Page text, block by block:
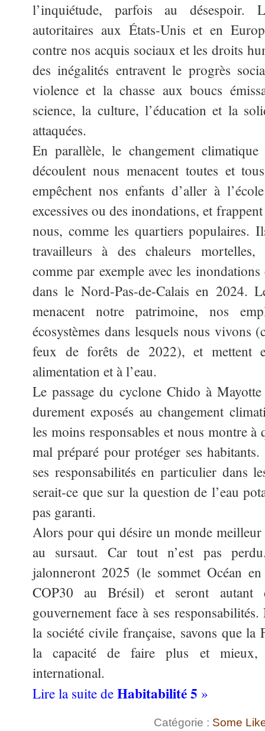
l’inquiétude, parfois au désespoir.
autoritaires aux États-Unis et en
contre nos acquis sociaux et les droits
des inégalités entravent le progrès
violence et la chasse aux boucs
science, la culture, l’éducation et la
attaquées.
En parallèle, le changement
découlent nous menacent toutes et
empêchent nos enfants d’aller à
excessives ou des inondations, et
nous, comme les quartiers populaires.
travailleurs à des chaleurs mortelles,
comme par exemple avec les
dans le Nord-Pas-de-Calais en 2024.
menacent notre patrimoine, nos
écosystèmes dans lesquels nous vivons
feux de forêts de 2022), et mettent
alimentation et à l’eau.
Le passage du cyclone Chido à
durement exposés au changement
les moins responsables et nous montre
mal préparé pour protéger ses
ses responsabilités en particulier dans
serait-ce que sur la question de l’eau
pas garanti.
Alors pour qui désire un monde meilleur
au sursaut. Car tout n’est pas
jalonneront 2025 (le sommet Océan
COP30 au Brésil) et seront autant
gouvernement face à ses
la société civile française, savons que la
la capacité de faire plus et mieux,
international.
Lire la suite deHabitabilité 5 »
Catégorie : Some